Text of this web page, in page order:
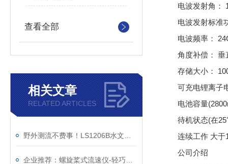
查看全部
相关文章
RELATED ARTICLES
电波发射角：
电波发射标准
电波频率：
角度补偿： 垂
存储大小：
可充电锂离子
电池容量
待机状态(在
连续工作 大于
公司介绍